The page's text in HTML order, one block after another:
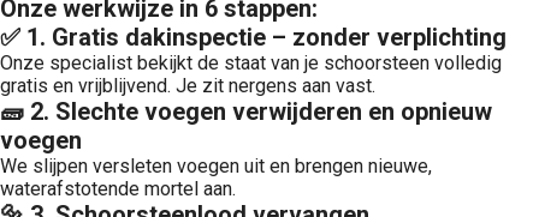
Onze werkwijze in 6 stappen:
✅ 1. Gratis dakinspectie – zonder verplichting
Onze specialist bekijkt de staat van je schoorsteen volledig
gratis en vrijblijvend. Je zit nergens aan vast.
🧱 2. Slechte voegen verwijderen en opnieuw
voegen
We slijpen versleten voegen uit en brengen nieuwe,
waterafstotende mortel aan.